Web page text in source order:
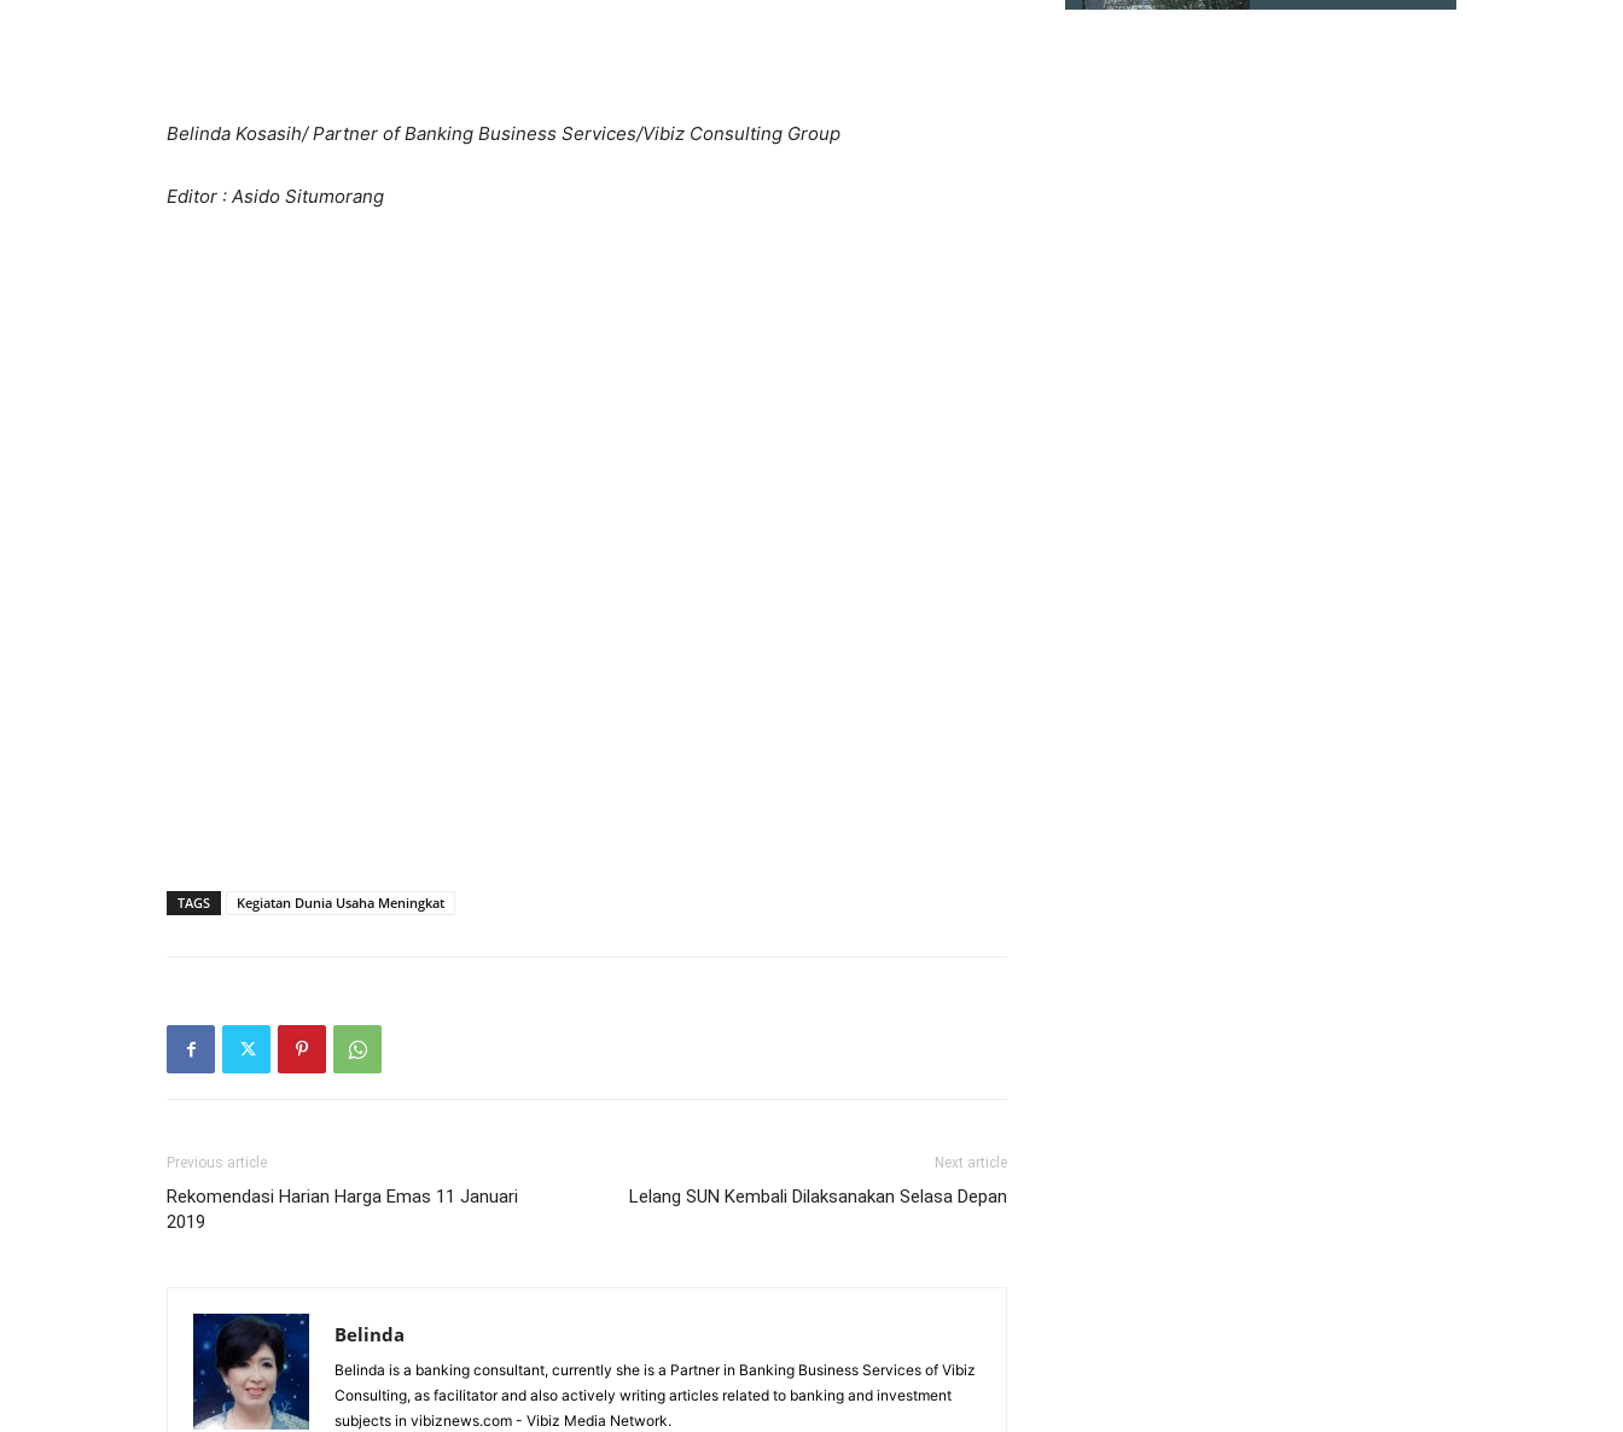
Belinda Kosasih/ Partner of Banking Business Services/Vibiz Consulting Group
Editor : Asido Situmorang
TAGS Kegiatan Dunia Usaha Meningkat
Previous article
Rekomendasi Harian Harga Emas 11 Januari
2019
Next article
Lelang SUN Kembali Dilaksanakan Selasa Depan
Belinda
Belinda is a banking consultant, currently she is a Partner in Banking Business Services of Vibiz
Consulting, as facilitator and also actively writing articles related to banking and investment
subjects in vibiznews.com - Vibiz Media Network.